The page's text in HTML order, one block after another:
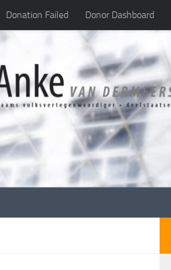
Donation Failed Donor Dashboard